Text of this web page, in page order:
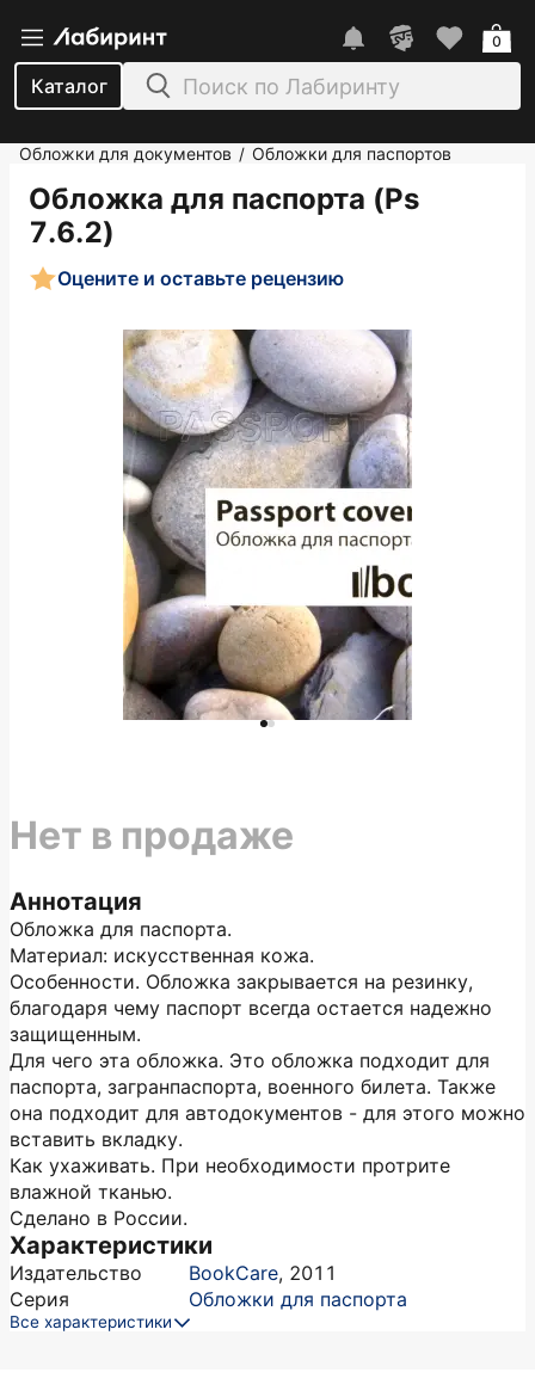
Каталог
0
Обложки для документов / Обложки для паспортов
Обложка для паспорта (Ps
7.6.2)
Оцените и оставьте рецензию
Аннотация
Обложка для паспорта.
Материал: искусственная кожа.
Особенности. Обложка закрывается на резинку,
благодаря чему паспорт всегда остается надежно
защищенным.
Для чего эта обложка. Это обложка подходит для
паспорта, загранпаспорта, военного билета. Также
она подходит для автодокументов - для этого можно
вставить вкладку.
Как ухаживать. При необходимости протрите
влажной тканью.
Сделано в России.
Характеристики
Издательство BookCare, 2011
Серия
Обложки для паспорта
Все характеристики
Нет в продаже